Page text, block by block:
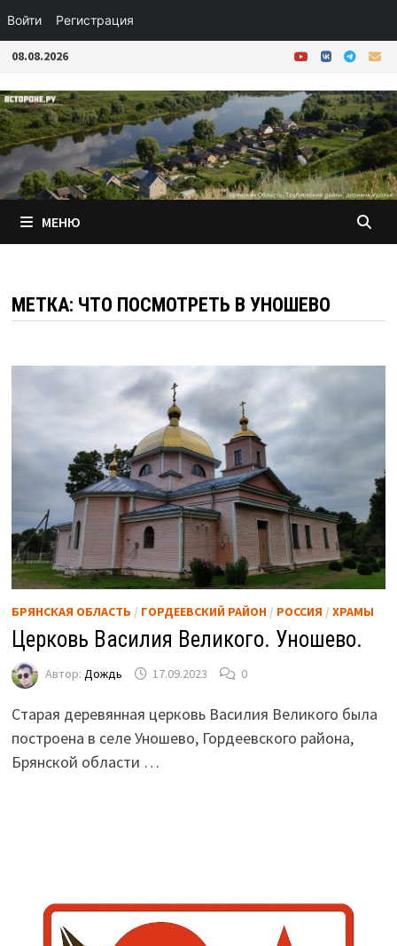
Войти Регистрация
Перейти
содержимому
08.08.2026
МЕНЮ
МЕТКА: ЧТО ПОСМОТРЕТЬ В УНОШЕВО
БРЯНСКАЯ ОБЛАСТЬ / ГОРДЕЕВСКИЙ РАЙОН/ РОССИЯ / ХРАМЫ
Церковь Василия Великого. Уношево.
Автор: Дождь 17.09.2023 0
Старая деревянная церковь Василия Великого была
построена в селе Уношево, Гордеевского района,
Брянской области …